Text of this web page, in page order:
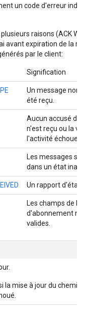
un code d'erreur
raisons (ACK
avant expiration de la
par le client:
Signification
Un message non
été reçu.
Aucun accusé de
n'est reçu ou la
l'activité échoue.
Les messages
dans un état
Un rapport d'état
Les champs de la
d'abonnement ne
valides.
la mise à jour du chemin